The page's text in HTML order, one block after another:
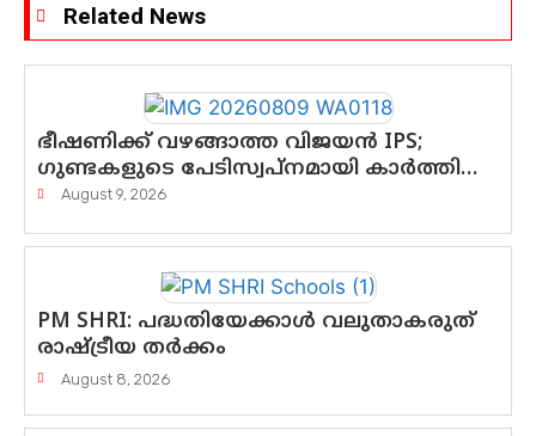
Related News
ഭീഷണിക്ക് വഴങ്ങാത്ത വിജയൻ IPS;
ഗുണ്ടകളുടെ പേടിസ്വപ്നമായി കാർത്തിക്
—ചെന്നിത്തലയുടെ ‘പവർ ഹോം’
August 9, 2026
PM SHRI: പദ്ധതിയേക്കാൾ വലുതാകരുത്
രാഷ്ട്രീയ തർക്കം
August 8, 2026